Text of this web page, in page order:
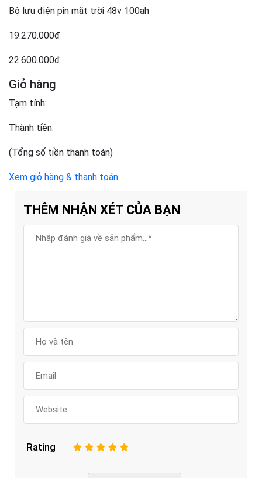
Bộ lưu điện pin mặt trời 48v 100ah
19.270.000đ
22.600.000đ
Giỏ hàng
Tạm tính:
Thành tiền:
(Tổng số tiền thanh toán)
Xem giỏ hàng & thanh toán
THÊM NHẬN XÉT CỦA BẠN
Rating 5
4
3
2